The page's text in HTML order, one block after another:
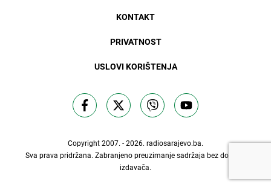
KONTAKT
PRIVATNOST
USLOVI KORIŠTENJA
Copyright 2007. - 2026. radiosarajevo.ba.
Sva prava pridržana. Zabranjeno preuzimanje sadržaja bez dozvole
izdavača.